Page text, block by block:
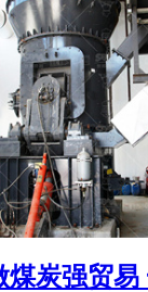
煤炭强贸易